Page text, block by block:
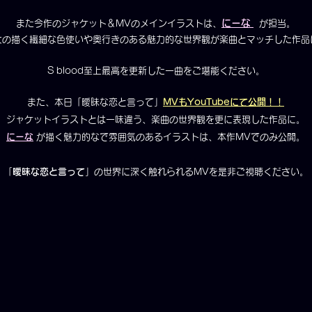
また今作のジャケット＆MVのメインイラストは、 にーな
が担当。
の描く繊細な色使いや奥行きのある魅力的な世界観が楽曲とマッチした作品
S blood至上最高を更新した一曲をご堪能ください。
また、本日「曖昧な恋と言って」
MVもYouTubeにて公開！！
ジャケットイラストとは一味違う、楽曲の世界観を更に表現した作品に。
にーな が描く魅力的なで雰囲気のあるイラストは、本作MVでのみ公開。
曖昧な恋と言って」の世界に深く触れられるMVを是非ご視聴ください。